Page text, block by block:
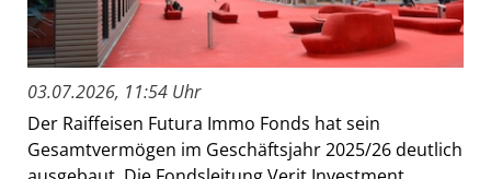
03.07.2026, 11:54 Uhr
Der Raiffeisen Futura Immo Fonds hat sein
Gesamtvermögen im Geschäftsjahr 2025/26 deutlich